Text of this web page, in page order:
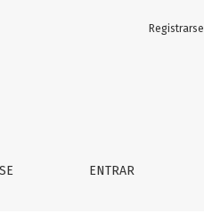
ENTRAR
Registrarse